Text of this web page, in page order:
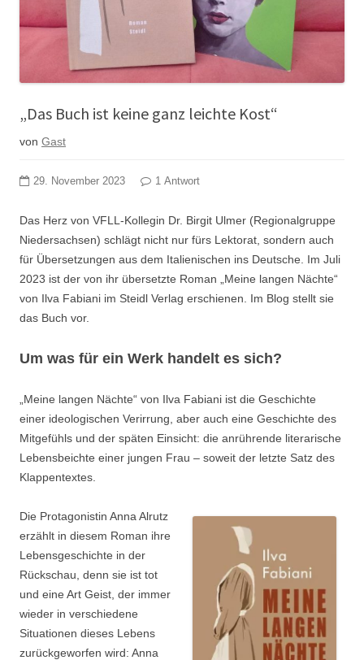
„Das Buch ist keine ganz leichte Kost“
von Gast
29. November 2023 1 Antwort
Das Herz von VFLL-Kollegin Dr. Birgit Ulmer (Regionalgruppe
Niedersachsen) schlägt nicht nur fürs Lektorat, sondern auch
für Übersetzungen aus dem Italienischen ins Deutsche. Im Juli
2023 ist der von ihr übersetzte Roman „Meine langen Nächte“
von Ilva Fabiani im Steidl Verlag erschienen. Im Blog stellt sie
das Buch vor.
Um was für ein Werk handelt es sich?
„Meine langen Nächte“ von Ilva Fabiani ist die Geschichte
einer ideologischen Verirrung, aber auch eine Geschichte des
Mitgefühls und der späten Einsicht: die anrührende literarische
Lebensbeichte einer jungen Frau – soweit der letzte Satz des
Klappentextes.
Die Protagonistin Anna Alrutz
erzählt in diesem Roman ihre
Lebensgeschichte in der
Rückschau, denn sie ist tot
und eine Art Geist, der immer
wieder in verschiedene
Situationen dieses Lebens
zurückgeworfen wird: Anna